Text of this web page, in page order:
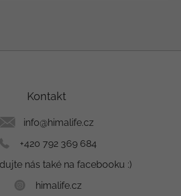
Kontakt
info@himalife.cz
+420 792 369 684
nás také na facebooku :)
himalife.cz